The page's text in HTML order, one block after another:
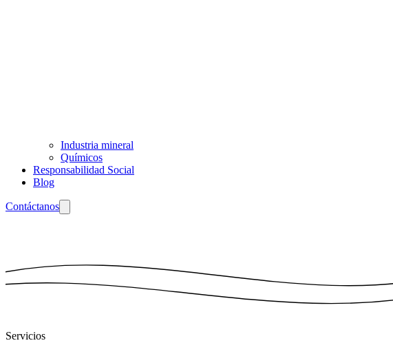
Industria mineral
Químicos
Responsabilidad Social
Blog
Contáctanos
Servicios